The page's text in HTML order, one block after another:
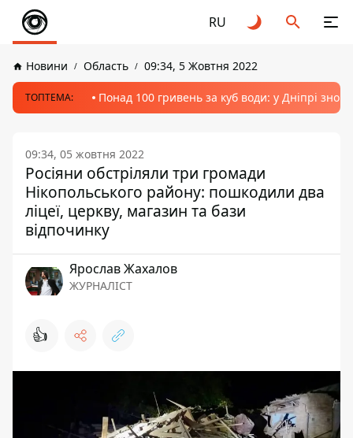
RU
Новини Область 09:34, 5 Жовтня 2022
ТОПТЕМА: Понад 100 гривень за куб води: у Дніпрі
09:34, 05 жовтня 2022
Росіяни обстріляли три громади
Нікопольського району: пошкодили два
ліцеї, церкву, магазин та бази
відпочинку
Ярослав Жахалов
ЖУРНАЛІСТ
👍